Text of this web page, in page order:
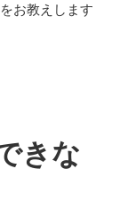
お教えします
きな